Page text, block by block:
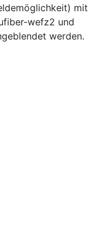
mit
wefz2 und
werden.